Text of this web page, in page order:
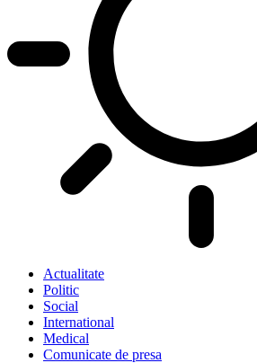
Actualitate
Politic
Social
International
Medical
Comunicate de presa